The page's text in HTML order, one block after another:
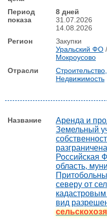
8 дней
31.07.2026
14.08.2026
Закупки
Уральский ФО /
Мокроусово
Недвижимость
Аренда и
Земельный
Российская
область,
северу от
вид